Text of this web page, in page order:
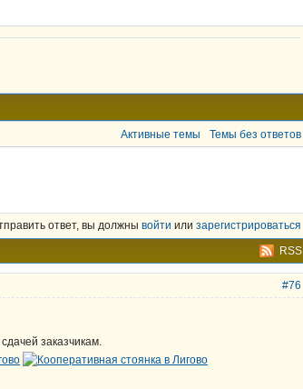
Активные темы Темы без ответов
ответ, вы должны войти или зарегистрироваться
RSS
#76
заказчикам.